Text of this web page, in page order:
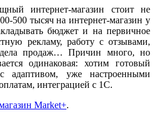
интернет-магазин стоит не
500 тысяч на интернет-магазин у
бюджет и на первичное
рекламу, работу с отзывами,
продаж… Причин много, но
одинаковая: хотим готовый
уже настроенными
интеграцией с 1С.
Market+.